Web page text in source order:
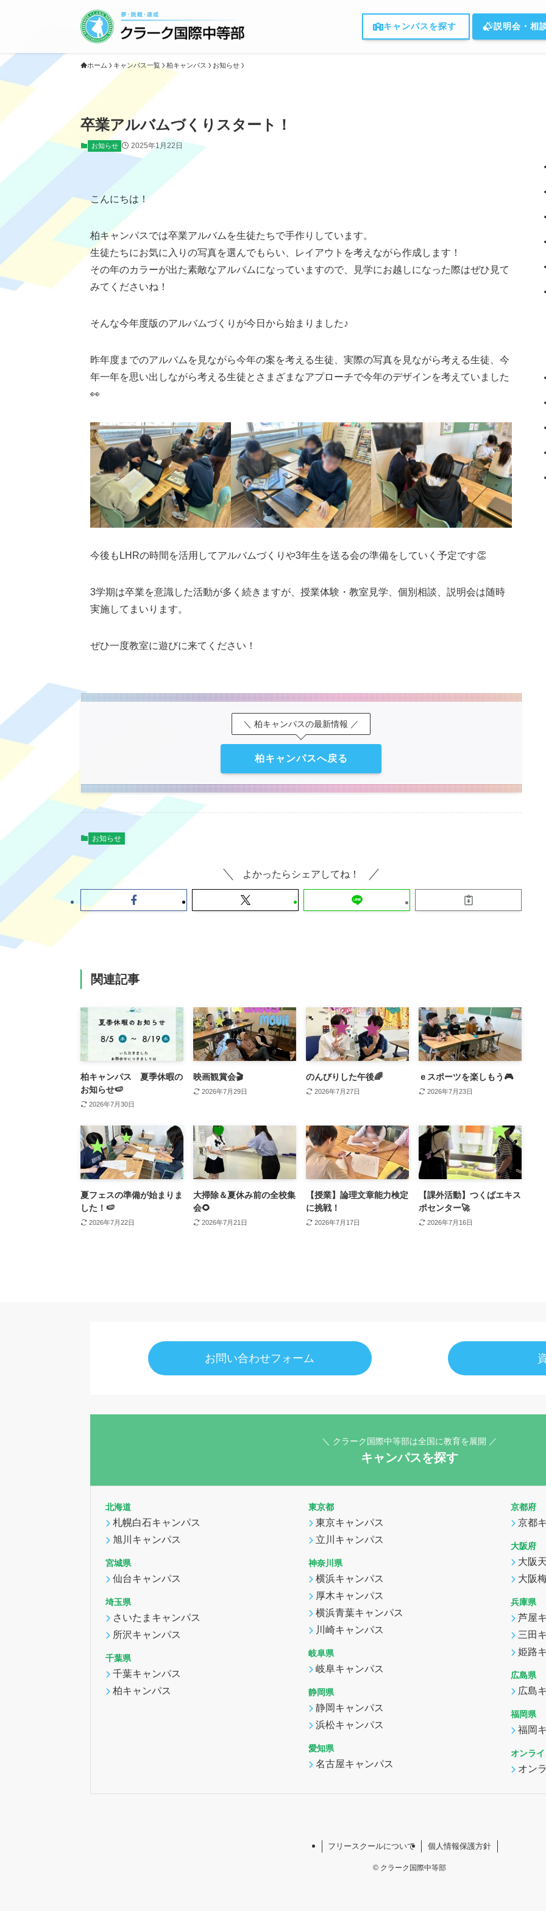
キャンパスを探す 説明会・相
ホーム キャンパス一覧 柏キャンパス お知らせ
卒業アルバムづくりスタート！
お知らせ 2025年1月22日
こんにちは！
柏キャンパスでは卒業アルバムを生徒たちで手作りしています。
生徒たちにお気に入りの写真を選んでもらい、レイアウトを考えながら作成します！
その年のカラーが出た素敵なアルバムになっていますので、見学にお越しになった際はぜひ見て
みてくださいね！
そんな今年度版のアルバムづくりが今日から始まりました♪
昨年度までのアルバムを見ながら今年の案を考える生徒、実際の写真を見ながら考える生徒、今
年一年を思い出しながら考える生徒とさまざまなアプローチで今年のデザインを考えていました
👀
今後もLHRの時間を活用してアルバムづくりや3年生を送る会の準備をしていく予定です👏
3学期は卒業を意識した活動が多く続きますが、授業体験・教室見学、個別相談、説明会は随時
実施してまいります。
ぜひ一度教室に遊びに来てください！
＼ 柏キャンパスの最新情報 ／
柏キャンパスへ戻る
お知らせ
よかったらシェアしてね！
関連記事
柏キャンパス 夏季休暇の
お知らせ🍉
2026年7月30日
映画観賞会🎬
2026年7月29日
のんびりした午後🌈
2026年7月27日
ｅスポーツを楽しもう🎮
2026年7月23日
夏フェスの準備が始まりま
した！🍉
2026年7月22日
大掃除＆夏休み前の全校集
会🌻
2026年7月21日
【授業】論理文章能力検定
に挑戦！
2026年7月17日
【課外活動】つくばエキス
ポセンター🚀
2026年7月16日
お問い合わせフォーム
＼ クラーク国際中等部は全国に教育を展開 ／
キャンパスを探す
北海道
札幌白石キャンパス
旭川キャンパス
宮城県
仙台キャンパス
埼玉県
さいたまキャンパス
所沢キャンパス
千葉県
千葉キャンパス
柏キャンパス
東京都
東京キャンパス
立川キャンパス
神奈川県
横浜キャンパス
厚木キャンパス
横浜青葉キャンパス
川崎キャンパス
岐阜県
岐阜キャンパス
静岡県
静岡キャンパス
浜松キャンパス
愛知県
名古屋キャンパス
京都府
京都
大阪府
大阪
大阪
兵庫県
芦屋
三田
姫路
広島県
広島
福岡県
福岡
オンラ
オン
フリースクールについて 個人情報保護方針
© クラーク国際中等部